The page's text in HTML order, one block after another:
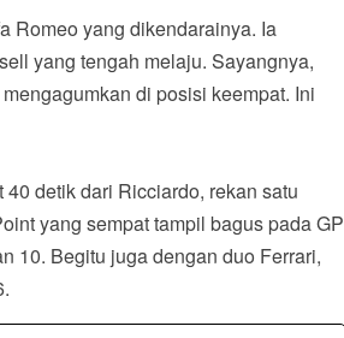
Romeo yang dikendarainya. Ia
yang tengah melaju. Sayangnya,
di posisi keempat. Ini
detik dari Ricciardo, rekan satu
yang sempat tampil bagus pada GP
10. Begitu juga dengan duo Ferrari,